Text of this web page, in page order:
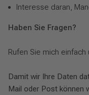
Interesse daran,
Haben Sie Fragen?
Rufen Sie mich einfach
Damit wir Ihre Daten
Mail oder Post können